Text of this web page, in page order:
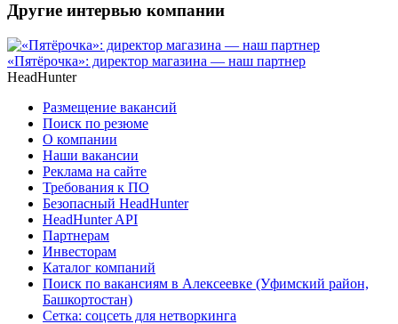
Другие интервью компании
«Пятёрочка»: директор магазина — наш партнер
HeadHunter
Размещение вакансий
Поиск по резюме
О компании
Наши вакансии
Реклама на сайте
Требования к ПО
Безопасный HeadHunter
HeadHunter API
Партнерам
Инвесторам
Каталог компаний
Поиск по вакансиям в Алексеевке (Уфимский район,
Башкортостан)
Сетка: соцсеть для нетворкинга